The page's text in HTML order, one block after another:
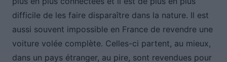
difficile de les faire disparaître dans la nature. Il est
aussi souvent impossible en France de revendre une
voiture volée complète. Celles-ci partent, au mieux,
dans un pays étranger, au pire, sont revendues pour